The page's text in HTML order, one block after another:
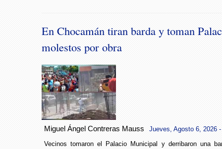
En Chocamán tiran barda y toman
molestos por obra
Miguel Ángel Contreras Mauss Jueves, Agosto 6, 2026
Vecinos tomaron el Palacio Municipal y derribaron una